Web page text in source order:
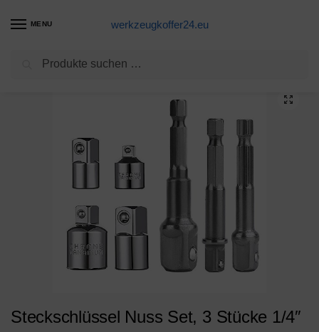
MENU werkzeugkoffer24.eu
Steckschlüssel Produkte
Steckschlüssel Nuss Set, 3 Stücke 1/4″